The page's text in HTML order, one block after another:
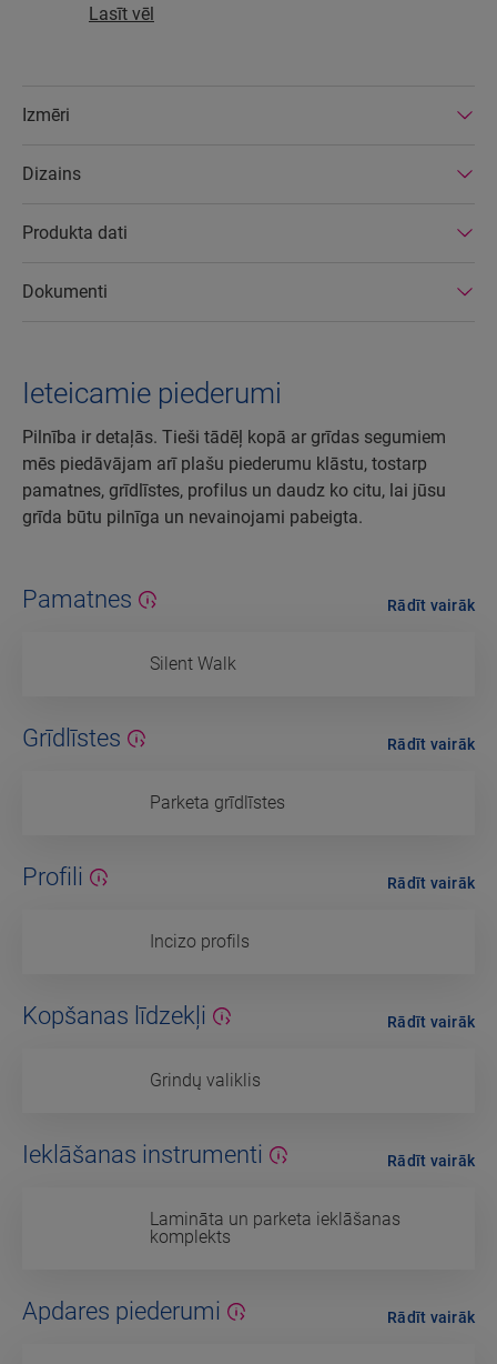
grīdas vismaz 80% apmērā ir izgatavotas no
Lasīt vēl
Izmēri
Dizains
Produkta dati
Dokumenti
Ieteicamie piederumi
Pilnība ir detaļās. Tieši tādēļ kopā ar grīdas segumiem
mēs piedāvājam arī plašu piederumu klāstu, tostarp
pamatnes, grīdlīstes, profilus un daudz ko citu, lai jūsu
grīda būtu pilnīga un nevainojami pabeigta.
Pamatnes
Silent Walk
Rādīt vairāk
Grīdlīstes
Parketa grīdlīstes
Rādīt vairāk
Profili
Incizo profils
Rādīt vairāk
Kopšanas līdzekļi
Grindų valiklis
Rādīt vairāk
Ieklāšanas instrumenti
Lamināta un parketa ieklāšanas
komplekts
Rādīt vairāk
Apdares piederumi Rādīt vairāk